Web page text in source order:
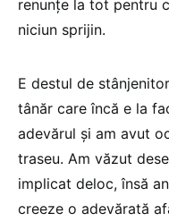
renunțe la tot pentru
niciun sprijin.
E destul de
tânăr care încă e la
adevărul și am avut
traseu. Am văzut
implicat deloc, însă
creeze o adevărată